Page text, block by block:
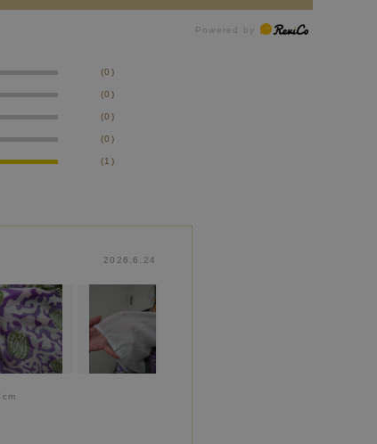
(0)
(0)
(0)
(0)
(1)
2026.6.24